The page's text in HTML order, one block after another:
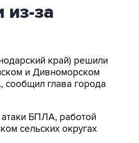
за
край) решили
и Дивноморском
сообщил глава города
БПЛА, работой
сельских округах